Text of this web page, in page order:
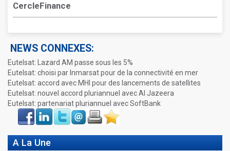
CercleFinance
NEWS CONNEXES:
Eutelsat: Lazard AM passe sous les 5%
Eutelsat: choisi par Inmarsat pour de la connectivité en mer
Eutelsat: accord avec MHI pour des lancements de satellites
Eutelsat: nouvel accord pluriannuel avec Al Jazeera
Eutelsat: partenariat pluriannuel avec SoftBank
Face
book
LinkIn Twitter Envoyer ImprimerFavoris
A La Une